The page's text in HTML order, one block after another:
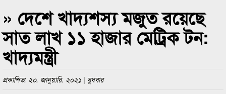
» দেশে খাদ্যশস্য মজুত রয়েছে
সাত লাখ ১১ হাজার মেট্রিক টন:
খাদ্যমন্ত্রী
প্রকাশিত: ২০. জানুয়ারি. ২০২১ | বুধবার